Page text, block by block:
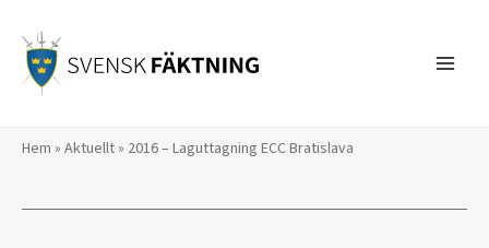
innehåll
Hem » Aktuellt» 2016 – Laguttagning ECC Bratislava